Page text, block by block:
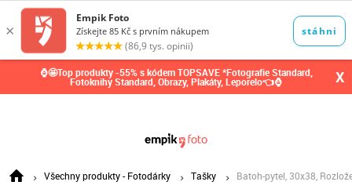
⌚🤩Top produkty -55% s kódem TOPSAVE *Fotografie Standard,
Fotoknihy Standard, Obrazy, Plakáty, Leporelo👈⌚ X
Všechny produkty - Fotodárky Tašky Batoh-pytel, 30x38,